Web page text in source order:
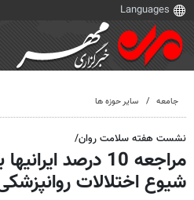
جامعه سایر حوزه ها
نشست هفته سلامت روان/
مراجعه 10 درصد
شیوع اختلالات